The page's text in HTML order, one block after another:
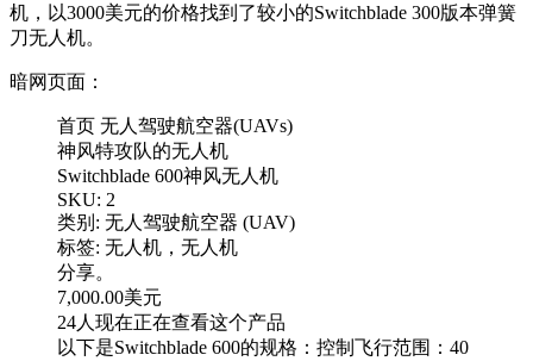
机，以3000美元的价格找到了较小的Switchblade 300版本弹簧
刀无人机。
暗网页面：
首页 无人驾驶航空器(UAVs)
神风特攻队的无人机
Switchblade 600神风无人机
SKU: 2
类别: 无人驾驶航空器 (UAV)
标签: 无人机，无人机
分享。
7,000.00美元
24人现在正在查看这个产品
以下是Switchblade 600的规格：控制飞行范围：40